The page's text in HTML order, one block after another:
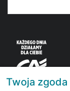
Twoja